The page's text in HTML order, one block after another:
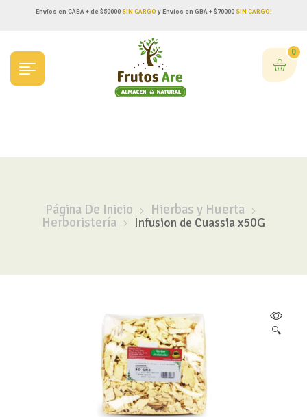
Envíos en CABA + de $50000SIN CARGO y Envíos en GBA + $70000 SIN CARGO!
0
Página De Inicio Hierbas y Huerta
Herboristería Infusion de Cuassia x50G
🔍